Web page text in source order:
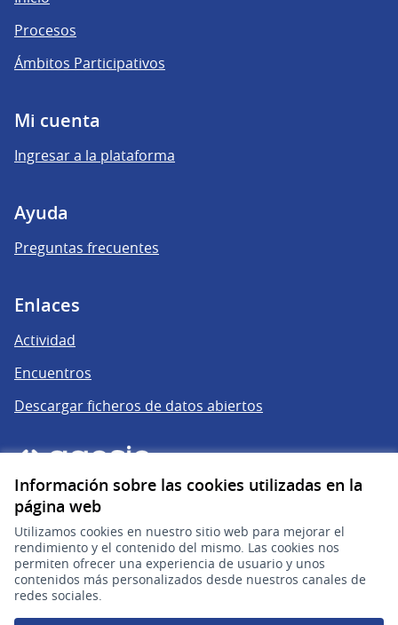
Información sobre las cookies utilizadas en la
página web
Utilizamos cookies en nuestro sitio web para mejorar el
rendimiento y el contenido del mismo. Las cookies nos
permiten ofrecer una experiencia de usuario y unos
contenidos más personalizados desde nuestros canales de
redes sociales.
Procesos
Ámbitos Participativos
Mi cuenta
Ingresar a la plataforma
Ayuda
Preguntas frecuentes
Enlaces
Actividad
Encuentros
Descargar ficheros de datos abiertos
gub.uy
(Enlace externo)